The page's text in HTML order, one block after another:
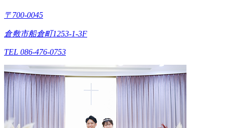
〒700-0045
倉敷市船倉町1253-1-3F
TEL 086-476-0753